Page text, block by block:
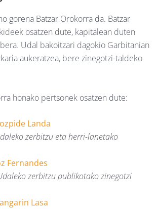
gorena Batzar Orokorra da. Batzar
osatzen dute, kapitalean duten
Udal bakoitzari dagokio Garbitanian
aukeratzea, bere zinegotzi-taldeko
honako pertsonek osatzen dute:
Landa
zerbitzu eta herri-lanetako
Fernandes
zerbitzu publikotako zinegotzi
Lasa